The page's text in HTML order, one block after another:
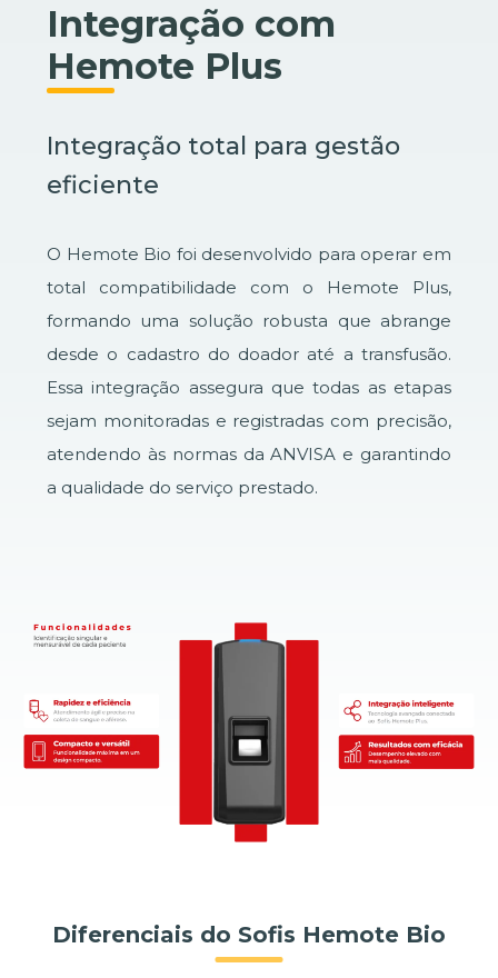
Integração com
Hemote Plus
Integração total para gestão
eficiente
O Hemote Bio foi desenvolvido para operar em
total compatibilidade com o Hemote Plus,
formando uma solução robusta que abrange
desde o cadastro do doador até a transfusão.
Essa integração assegura que todas as etapas
sejam monitoradas e registradas com precisão,
atendendo às normas da ANVISA e garantindo
a qualidade do serviço prestado.
Diferenciais do Sofis Hemote Bio